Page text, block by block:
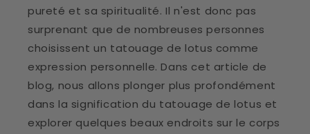
pureté et sa spiritualité. Il n'est donc pas
surprenant que de nombreuses personnes
choisissent un tatouage de lotus comme
expression personnelle. Dans cet article de
blog, nous allons plonger plus profondément
dans la signification du tatouage de lotus et
explorer quelques beaux endroits sur le corps